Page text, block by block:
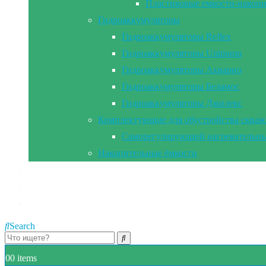
Пластиковые емкости-
Гидроаккумуляторы
Гидроаккумуляторы Reflex
Гидроаккумуляторы Unipump
Гидроаккумуляторы Акварио
Гидроаккумуляторы Беламос
Гидроаккумуляторы Джилекс
Комплектующие для обустройства
Саморегулирующий
Накопительные ёмкости
Search
00 items